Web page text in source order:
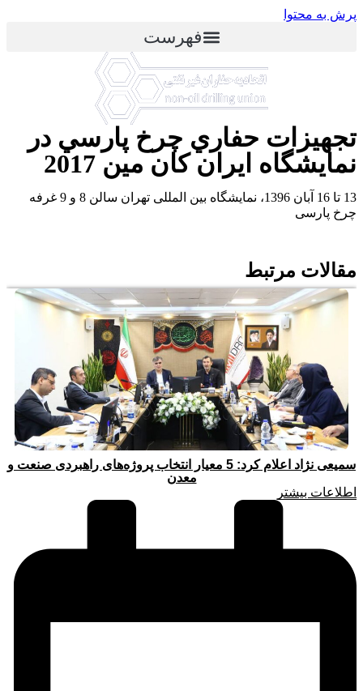
پرش به محتوا
فهرست
تجهيزات حفاري چرخ پارسي در
نمايشگاه ايران كان مين 2017
13 تا 16 آبان 1396، نمایشگاه بین المللی تهران سالن 8 و 9 غرفه
چرخ پارسی
مقالات مرتبط
سمیعی‌ نژاد اعلام کرد: 5 معیار انتخاب پروژه‌های راهبردی صنعت و
معدن
اطلاعات بیشتر